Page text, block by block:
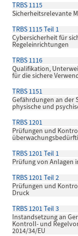
TRBS 1115
Sicherheitsrelevante
TRBS 1115 Teil 1
Cybersicherheit für
Regeleinrichtungen
TRBS 1116
Qualifikation,
für die sichere
TRBS 1151
Gefährdungen an der
physische und
TRBS 1201
Prüfungen und
TRBS 1201 Teil 1
Prüfung von Anlagen
TRBS 1201 Teil 2
Prüfungen und
Druck
TRBS 1201 Teil 3
Instandsetzung an
Kontroll- und
2014/34/EU